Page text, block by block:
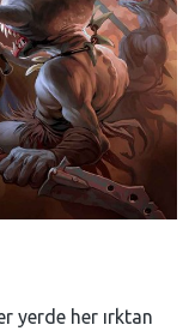
yerde her ırktan